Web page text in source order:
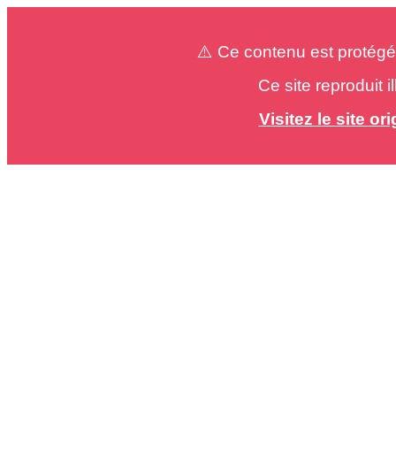
⚠️ Ce contenu est
Ce site reproduit
Visitez le site